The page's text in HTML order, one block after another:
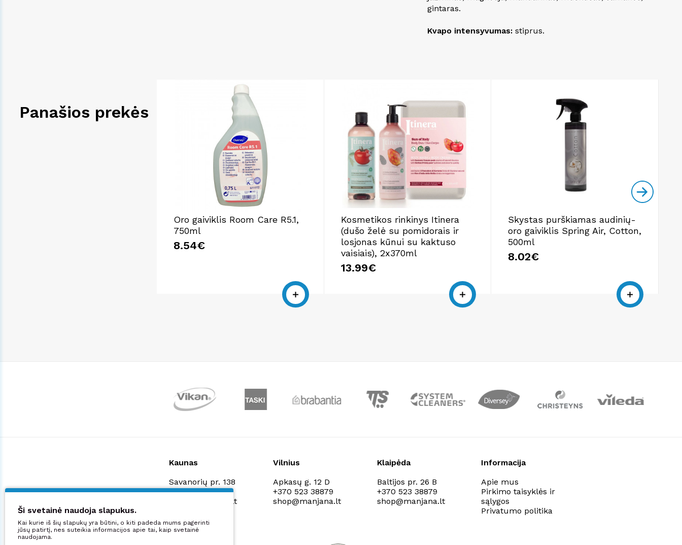
gintaras.
Kvapo intensyvumas: stiprus.
Panašios prekės
Oro gaiviklis Room Care R5.1,
750ml
8.54€
Kosmetikos rinkinys Itinera
(dušo želė su pomidorais ir
losjonas kūnui su kaktuso
vaisiais), 2x370ml
13.99€
Skystas purškiamas audinių-
oro gaiviklis Spring Air, Cotton,
500ml
8.02€
Kaunas
Savanorių pr. 138
+370 523 38879
shop@manjana.lt
Vilnius
Apkasų g. 12 D
+370 523 38879
shop@manjana.lt
Klaipėda
Baltijos pr. 26 B
+370 523 38879
shop@manjana.lt
Informacija
Apie mus
Pirkimo taisyklės ir
sąlygos
Privatumo politika
Didžiuojamės:
Ši svetainė naudoja slapukus.
Kai kurie iš šių slapukų yra būtini, o kiti padeda mums pagerinti
jūsų patirtį, nes suteikia informacijos apie tai, kaip svetainė
naudojama.